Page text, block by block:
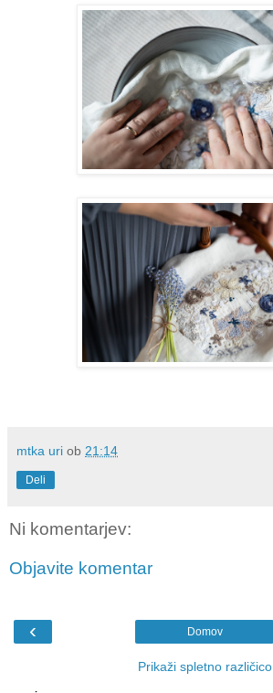
mtka uri ob 21:14
Deli
Ni komentarjev:
Objavite komentar
‹ Domov
Prikaži spletno različico